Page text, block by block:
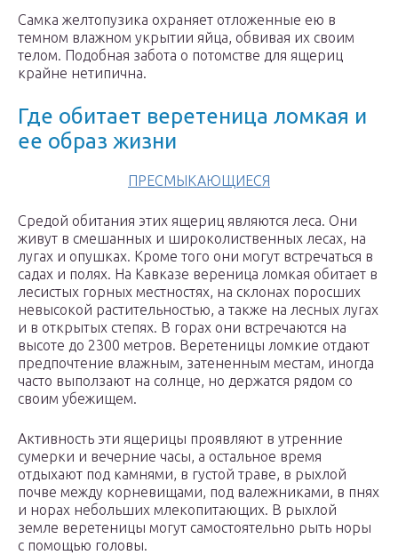
Самка желтопузика охраняет отложенные ею в
темном влажном укрытии яйца, обвивая их своим
телом. Подобная забота о потомстве для ящериц
крайне нетипична.
Где обитает веретеница ломкая и
ее образ жизни
ПРЕСМЫКАЮЩИЕСЯ
Средой обитания этих ящериц являются леса. Они
живут в смешанных и широколиственных лесах, на
лугах и опушках. Кроме того они могут встречаться в
садах и полях. На Кавказе вереница ломкая обитает в
лесистых горных местностях, на склонах поросших
невысокой растительностью, а также на лесных лугах
и в открытых степях. В горах они встречаются на
высоте до 2300 метров. Веретеницы ломкие отдают
предпочтение влажным, затененным местам, иногда
часто выползают на солнце, но держатся рядом со
своим убежищем.
Активность эти ящерицы проявляют в утренние
сумерки и вечерние часы, а остальное время
отдыхают под камнями, в густой траве, в рыхлой
почве между корневищами, под валежниками, в пнях
и норах небольших млекопитающих. В рыхлой
земле веретеницы могут самостоятельно рыть норы
с помощью головы.